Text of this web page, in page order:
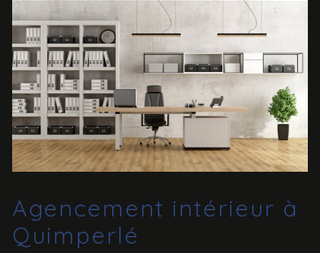
Agencement intérieur à
Quimperlé